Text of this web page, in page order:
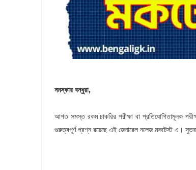
নমস্কার বন্ধুরা,
আগত সমস্ত রকম চাকরির পরীক্ষা বা প্রতিযোগিতামূলক
গুরুত্বপূর্ণ প্রশ্ন রয়েছে এই জেনারেল নলেজ মকটেস্ট এ।